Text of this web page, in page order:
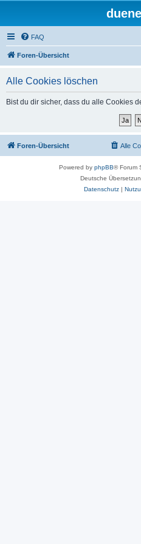
FAQ
Foren-Übersicht
Alle Cookies löschen
Bist du dir sicher, dass du alle Cookies
Foren-Übersicht Alle
Powered by phpBB® Forum
Deutsche
Datenschutz|